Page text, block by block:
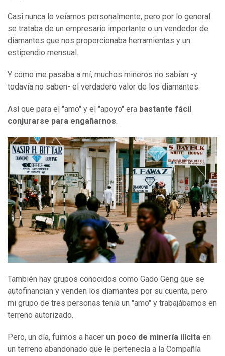
Casi nunca lo veíamos personalmente, pero por lo general
se trataba de un empresario importante o un vendedor de
diamantes que nos proporcionaba herramientas y un
estipendio mensual.
Y como me pasaba a mí, muchos mineros no sabían -y
todavía no saben- el verdadero valor de los diamantes.
Así que para el "amo" y el "apoyo" era bastante fácil
conjurarse para engañarnos.
También hay grupos conocidos como Gado Geng que se
autofinancian y venden los diamantes por su cuenta, pero
mi grupo de tres personas tenía un "amo" y trabajábamos en
terreno autorizado.
Pero, un día, fuimos a hacer un poco de minería ilícita en
un terreno abandonado que le pertenecía a la Compañía